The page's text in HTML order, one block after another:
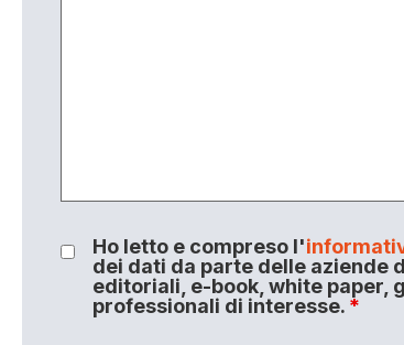
Ho letto e compreso l'
dei dati da parte delle aziende
editoriali, e-book, white paper,
professionali di interesse. *